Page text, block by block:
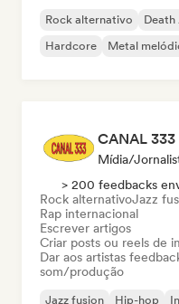
Rock alternativo Death
Hardcore
Metal
CANAL 333
> 200 feedbacks
Rock alternativoJazz
Rap internacional
Escrever artigos
Criar posts ou reels de
Dar aos artistas
som/produção
Jazz fusion Hip-hop